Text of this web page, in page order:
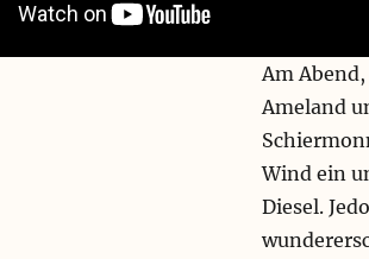
Am
Ameland
Wind ein
Diesel.